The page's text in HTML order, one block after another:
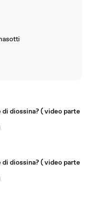
diossina? ( video parte
diossina? ( video parte